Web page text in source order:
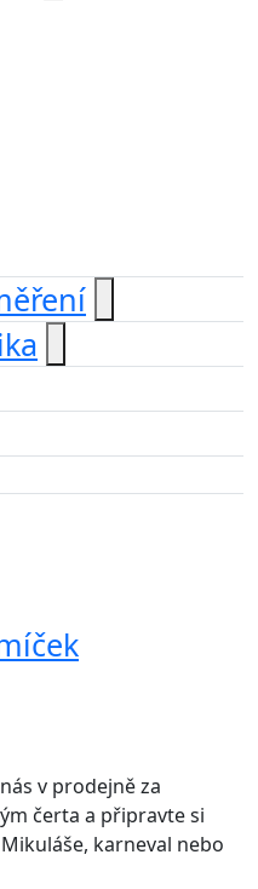
v prodejně za
čerta a připravte si
karneval nebo